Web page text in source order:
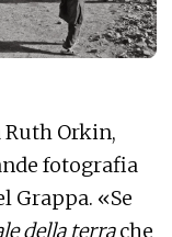
Orkin,
fotografia
Grappa. «Se
della terrache